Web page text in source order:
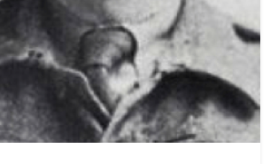
Contactez-nous
Congrès 2018
Congrès 2019
Congrès 2020